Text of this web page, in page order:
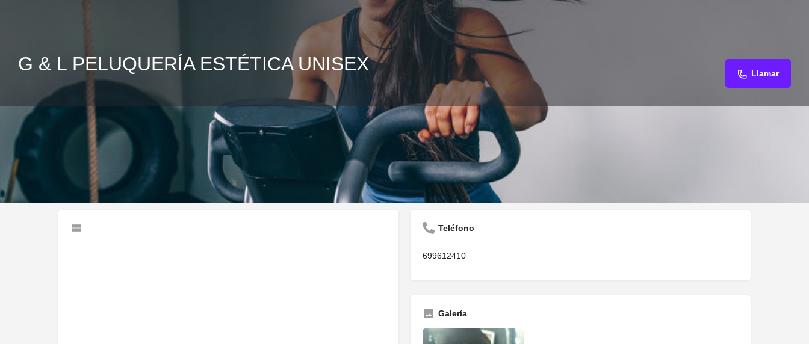
G & L PELUQUERÍA ESTÉTICA UNISEX Llamar
Descripción Opiniones
Llamar Compartir Informar
Teléfono
699612410
Galería